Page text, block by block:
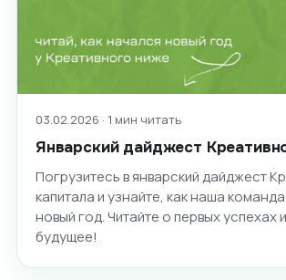
03.02.2026 · 1 мин читать
Январский дайджест
Погрузитесь в январский дайджест
капитала и узнайте, как наша
новый год. Читайте о первых успехах
будущее!